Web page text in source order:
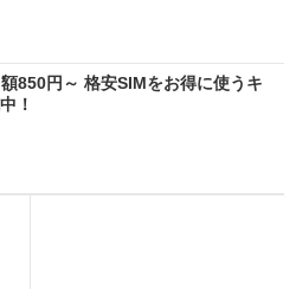
850円～ 格安SIMをお得に使うキ
！